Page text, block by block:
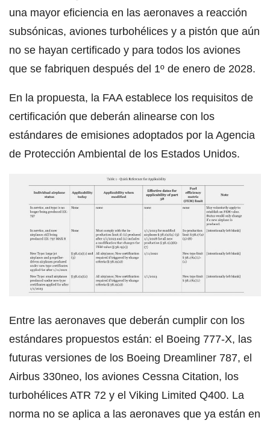
una mayor eficiencia en las aeronaves a reacción
subsónicas, aviones turbohélices y a pistón que aún
no se hayan certificado y para todos los aviones
que se fabriquen después del 1º de enero de 2028.
En la propuesta, la FAA establece los requisitos de
certificación que deberán alinearse con los
estándares de emisiones adoptados por la Agencia
de Protección Ambiental de los Estados Unidos.
Entre las aeronaves que deberán cumplir con los
estándares propuestos están: el Boeing 777-X, las
futuras versiones de los Boeing Dreamliner 787, el
Airbus 330neo, los aviones Cessna Citation, los
turbohélices ATR 72 y el Viking Limited Q400. La
norma no se aplica a las aeronaves que ya están en